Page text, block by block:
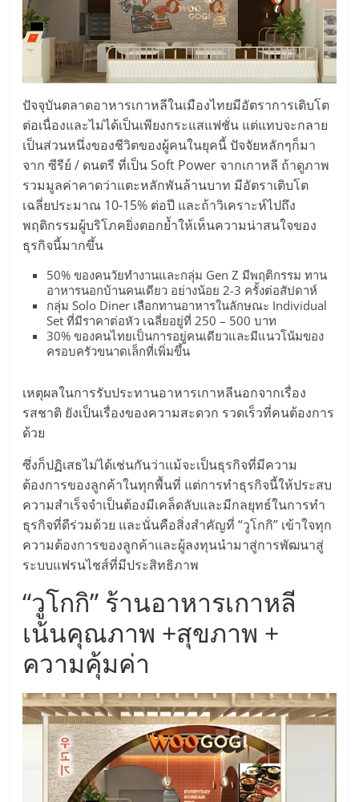
แฟ
รน
ไชส์
ขาย
แฟ
รน
ไชส์
แฟ
รน
ไชส์
ขาย
หน้า
บ้าน
ลงทุน
น้อย
คืน
ทุน
ไว,
ปัจจุบันตลาดอาหารเกาหลีในเมืองไทยมีอัตราการเติบโต
ต่อเนื่องและไม่ได้เป็นเพียงกระแสแฟชั่น แต่แทบจะกลาย
เป็นส่วนหนึ่งของชีวิตของผู้คนในยุคนี้ ปัจจัยหลักๆก็มา
จาก ซีรีย์ / ดนตรี ที่เป็น Soft Power จากเกาหลี ถ้าดูภาพ
รวมมูลค่าคาดว่าแตะหลักพันล้านบาท มีอัตราเติบโต
เฉลี่ยประมาณ 10-15% ต่อปี และถ้าวิเคราะห์ไปถึง
พฤติกรรมผู้บริโภคยิ่งตอกย้ำให้เห็นความน่าสนใจของ
ธุรกิจนี้มากขึ้น
50% ของคนวัยทำงานและกลุ่ม Gen Z มีพฤติกรรม ทาน
อาหารนอกบ้านคนเดียว อย่างน้อย 2-3 ครั้งต่อสัปดาห์
กลุ่ม Solo Diner เลือกทานอาหารในลักษณะ Individual
Set ที่มีราคาต่อหัว เฉลี่ยอยู่ที่ 250 – 500 บาท
30% ของคนไทยเป็นการอยู่คนเดียวและมีแนวโน้มของ
ครอบครัวขนาดเล็กที่เพิ่มขึ้น
เหตุผลในการรับประทานอาหารเกาหลีนอกจากเรื่อง
รสชาติ ยังเป็นเรื่องของความสะดวก รวดเร็วที่คนต้องการ
ด้วย
ซึ่งก็ปฏิเสธไม่ได้เช่นกันว่าแม้จะเป็นธุรกิจที่มีความ
ต้องการของลูกค้าในทุกพื้นที่ แต่การทำธุรกิจนี้ให้ประสบ
ความสำเร็จจำเป็นต้องมีเคล็ดลับและมีกลยุทธ์ในการทำ
ธุรกิจที่ดีร่วมด้วย และนั่นคือสิ่งสำคัญที่ “วูโกกิ” เข้าใจทุก
ความต้องการของลูกค้าและผู้ลงทุนนำมาสู่การพัฒนาสู่
ระบบแฟรนไชส์ที่มีประสิทธิภาพ
“วูโกกิ” ร้านอาหารเกาหลี
เน้นคุณภาพ +สุขภาพ +
ความคุ้มค่า